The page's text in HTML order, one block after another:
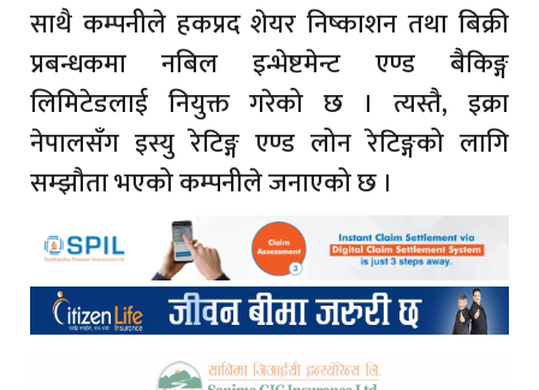
साथै कम्पनीले हकप्रद शेयर निष्काशन तथा बिक्री
प्रबन्धकमा नबिल इन्भेष्टमेन्ट एण्ड बैकिङ्ग
लिमिटेडलाई नियुक्त गरेको छ । त्यस्तै, इक्रा
नेपालसँग इस्यु रेटिङ्ग एण्ड लोन रेटिङ्गको लागि
सम्झौता भएको कम्पनीले जनाएको छ ।